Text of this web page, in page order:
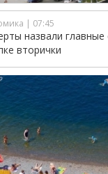
| 07:45
назвали
вторички